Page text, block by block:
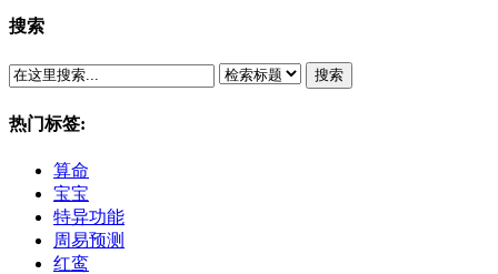
搜索
搜索
热门标签:
算命
宝宝
特异功能
周易预测
红鸾